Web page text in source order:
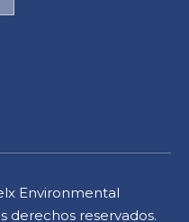
Environmental
derechos reservados.